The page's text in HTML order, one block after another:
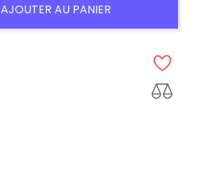
AJOUTER AU PANIER